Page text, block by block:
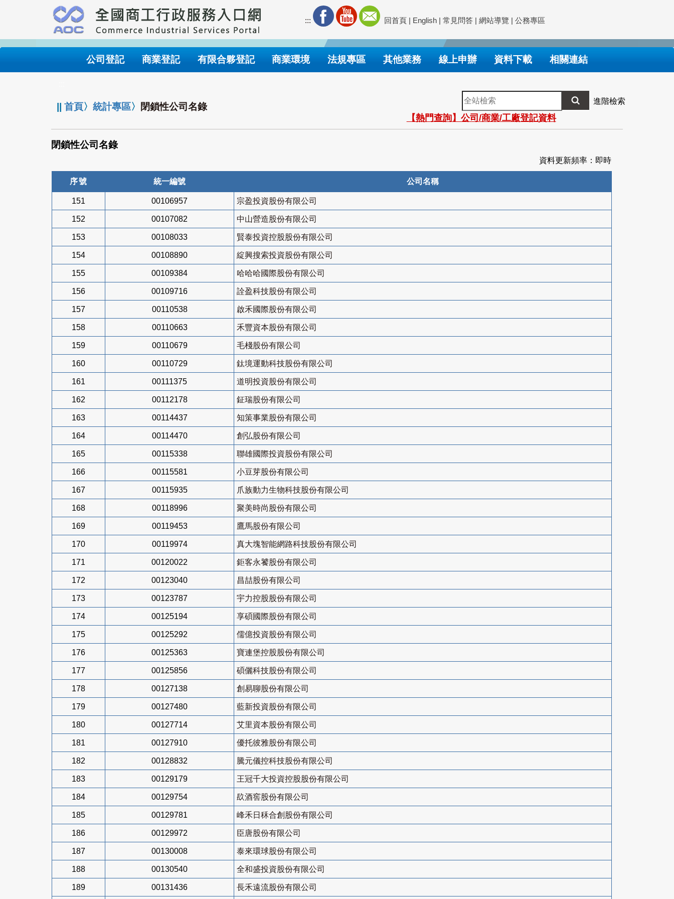
要
內
::: 回首頁 | English | 常見問答 | 網站導覽 | 公務專區
公司登記 商業登記 有限合夥登記 商業環境 法規專區 其他業務 線上申辦 資料下載 相關連結
||首頁〉統計專區〉 閉鎖性公司名錄
全
站
檢
索
進階檢索
【熱門查詢】公司/商業/工廠登記資料
閉鎖性公司名錄
資料更新頻率：即時
序號 統一編號 公司名稱
151 00106957 宗盈投資股份有限公司
152 00107082 中山營造股份有限公司
153 00108033 賢泰投資控股股份有限公司
154 00108890 綻興搜索投資股份有限公司
155 00109384 哈哈哈國際股份有限公司
156 00109716 詮盈科技股份有限公司
157 00110538 啟禾國際股份有限公司
158 00110663 禾豐資本股份有限公司
159 00110679 毛棧股份有限公司
160 00110729 鈦境運動科技股份有限公司
161 00111375 道明投資股份有限公司
162 00112178 鉦瑞股份有限公司
163 00114437 知策事業股份有限公司
164 00114470 創弘股份有限公司
165 00115338 聯雄國際投資股份有限公司
166 00115581 小豆芽股份有限公司
167 00115935 爪族動力生物科技股份有限公司
168 00118996 聚美時尚股份有限公司
169 00119453 鷹馬股份有限公司
170 00119974 真大塊智能網路科技股份有限公司
171 00120022 鉅客永饕股份有限公司
172 00123040 昌喆股份有限公司
173 00123787 宇力控股股份有限公司
174 00125194 享碩國際股份有限公司
175 00125292 儒億投資股份有限公司
176 00125363 寶連堡控股股份有限公司
177 00125856 碩儷科技股份有限公司
178 00127138 創易聊股份有限公司
179 00127480 藍新投資股份有限公司
180 00127714 艾里資本股份有限公司
181 00127910 優托彼雅股份有限公司
182 00128832 騰元儀控科技股份有限公司
183 00129179 王冠千大投資控股股份有限公司
184 00129754 镹酒窖股份有限公司
185 00129781 峰禾日秝合創股份有限公司
186 00129972 臣唐股份有限公司
187 00130008 泰來環球股份有限公司
188 00130540 全和盛投資股份有限公司
189 00131436 長禾遠流股份有限公司